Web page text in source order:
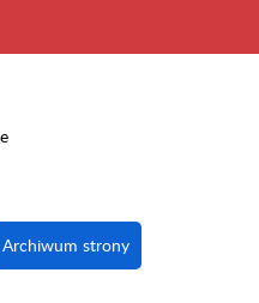
Archiwum strony